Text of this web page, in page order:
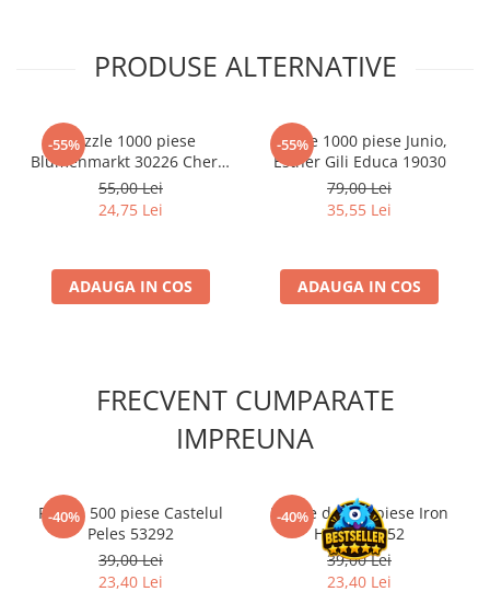
Lord of The Rings
Naruto Shippuden
Sailor Moon
Star Trek
Fallout
KPop Demon Hunters
Retro Arcade – Jocuri, Console si
Book Nooks
Hello Kitty - Produse Oficiale
Comic Books (Benzi Desenate)
PRODUSE ALTERNATIVE
-55%Puzzle 1000 piese
Blumenmarkt 30226 Cherry
Pazzi
55,00 Lei
24,75 Lei
ADAUGA IN COS
-55%
Puzzle 1000 piese Junio,
Esther Gili Educa 19030
79,00 Lei
35,55 Lei
ADAUGA IN COS
FRECVENT CUMPARATE
IMPREUNA
-40%
Puzzle 500 piese Castelul
Peles 53292
39,00 Lei
23,40 Lei
-40%
Puzzle de 500 piese Iron
Horse 53452
39,00 Lei
23,40 Lei